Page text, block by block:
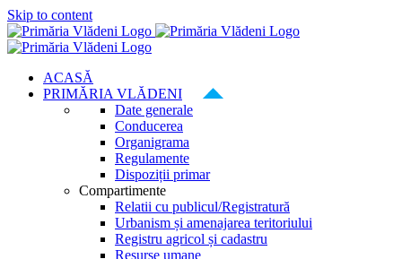
Skip to content
ACASĂ
PRIMĂRIA VLĂDENI
Date generale
Conducerea
Organigrama
Regulamente
Dispoziții primar
Compartimente
Relatii cu publicul/Registratură
Urbanism și amenajarea teritoriului
Registru agricol și cadastru
Resurse umane